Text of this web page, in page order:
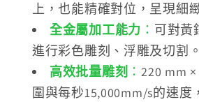
上，也能精確對位，呈現細
全金屬加工能力 ： 可對黃
進行彩色雕刻、浮雕及切割。
高效批量雕刻 ：220 mm
圍與每秒15,000mm/s的速度